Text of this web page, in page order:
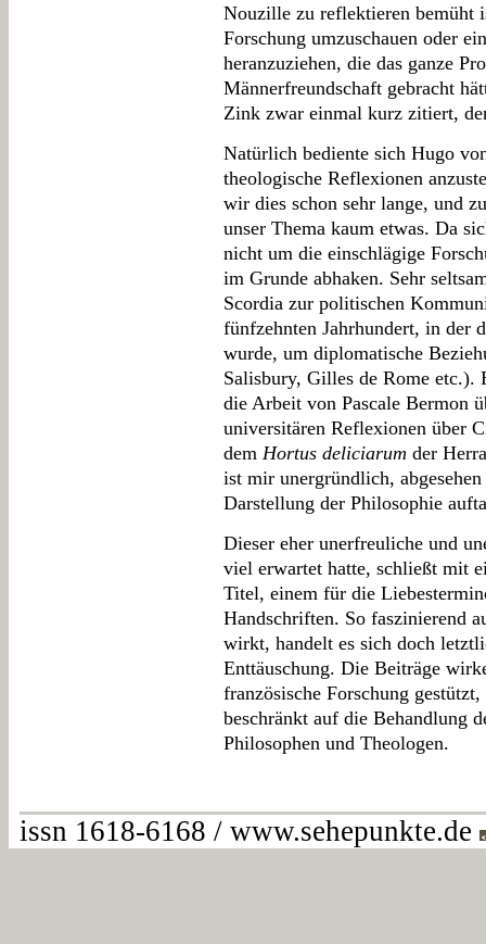
Nouzille zu reflektieren bemüht
Forschung umzuschauen oder
heranzuziehen, die das ganze
Männerfreundschaft gebracht
Zink zwar einmal kurz zitiert,
Natürlich bediente sich Hugo
theologische Reflexionen
wir dies schon sehr lange, und
unser Thema kaum etwas. Da
nicht um die einschlägige
im Grunde abhaken. Sehr
Scordia zur politischen
fünfzehnten Jahrhundert, in der
wurde, um diplomatische
Salisbury, Gilles de Rome etc.).
die Arbeit von Pascale Bermon
universitären Reflexionen über
dem Hortus deliciarum der
ist mir unergründlich,
Darstellung der Philosophie
Dieser eher unerfreuliche und
viel erwartet hatte, schließt mit
Titel, einem für die
Handschriften. So faszinierend
wirkt, handelt es sich doch
Enttäuschung. Die Beiträge
französische Forschung
beschränkt auf die Behandlung
Philosophen und Theologen.
issn 1618-6168 / www.sehepunkte.de